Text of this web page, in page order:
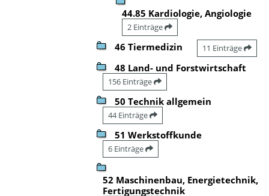
44.85 Kardiologie, Angiologie
2 Einträge
46 Tiermedizin 11 Einträge
48 Land- und Forstwirtschaft
156 Einträge
50 Technik allgemein
44 Einträge
51 Werkstoffkunde
6 Einträge
52 Maschinenbau, Energietechnik,
Fertigungstechnik